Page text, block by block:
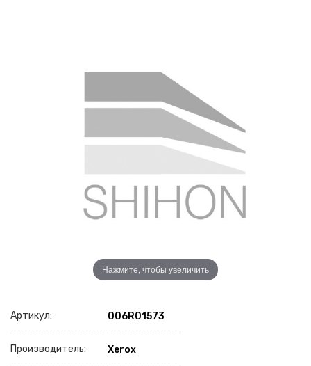
Нажмите, чтобы увеличить
Артикул: 006R01573
Производитель: Xerox